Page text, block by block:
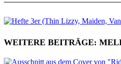
WEITERE BEITRÄGE: